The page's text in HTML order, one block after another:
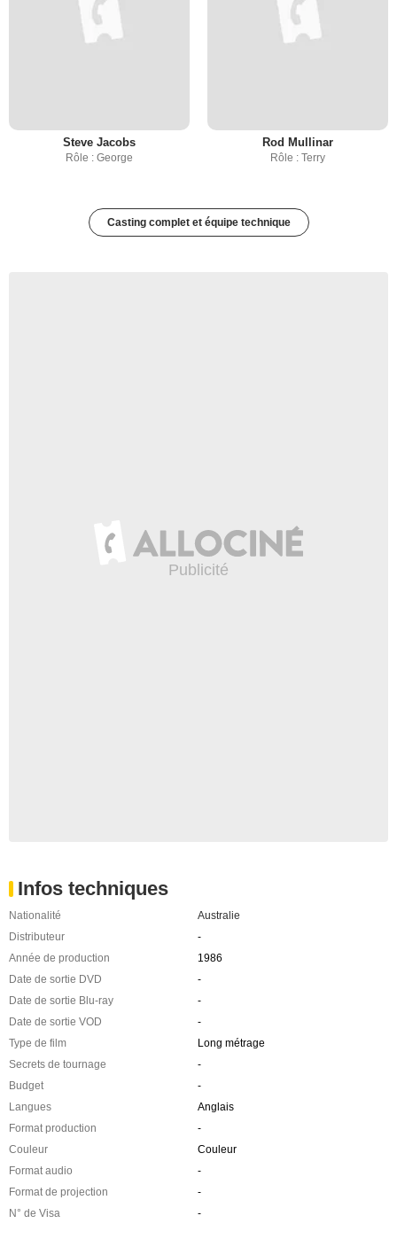
Steve Jacobs
Rôle : George
Rod Mullinar
Rôle : Terry
Casting complet et équipe technique
Infos techniques
Nationalité
Australie
Distributeur
-
Année de production
1986
Date de sortie DVD
-
Date de sortie Blu-ray
-
Date de sortie VOD
-
Type de film
Long métrage
Secrets de tournage
-
Budget
-
Langues
Anglais
Format production
-
Couleur
Couleur
Format audio
-
Format de projection
-
N° de Visa
-